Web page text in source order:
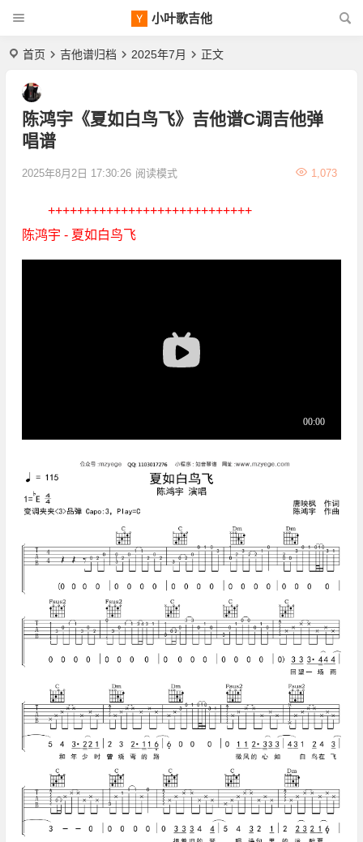
小叶歌吉他
首页 吉他谱归档 2025年7月 正文
陈鸿宇《夏如白鸟飞》吉他谱C调吉他弹
唱谱
2025年8月2日 17:30:26 1,073
阅读模式
++++++++++++++++++++++++++++
陈鸿宇 - 夏如白鸟飞